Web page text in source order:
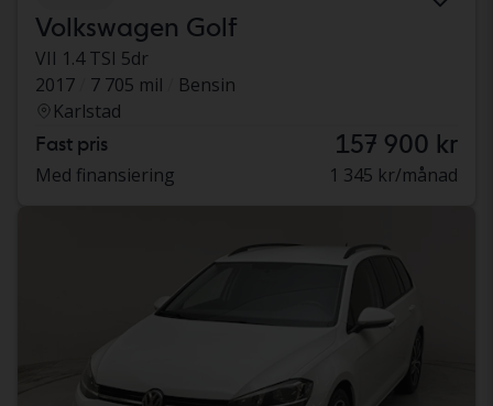
Volkswagen Golf
VII 1.4 TSI 5dr
2017
7 705 mil
Bensin
Karlstad
Fast pris 157 900 kr
Med finansiering 1 345 kr/månad